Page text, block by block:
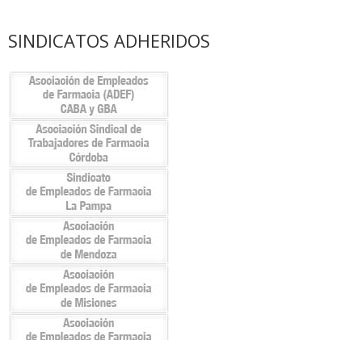
SINDICATOS ADHERIDOS